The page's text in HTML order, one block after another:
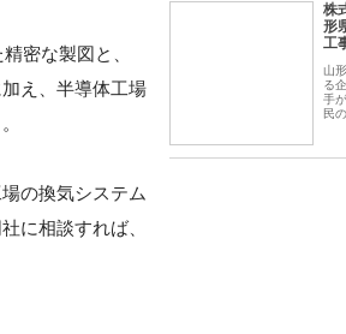
密な製図と、
え、半導体工場
の換気システム
に相談すれば、
株
形
工
山
る
手
民